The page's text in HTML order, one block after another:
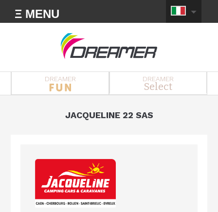
Ξ MENU
DREAMER DREAMER
Select
JACQUELINE 22 SAS